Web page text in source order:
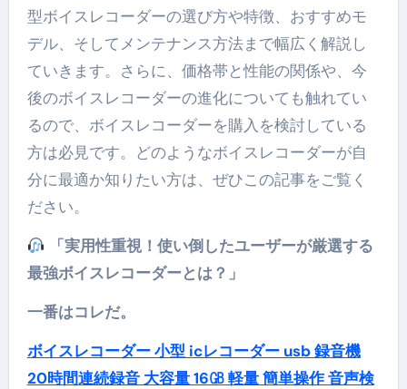
型ボイスレコーダーの選び方や特徴、おすすめモ
デル、そしてメンテナンス方法まで幅広く解説し
ていきます。さらに、価格帯と性能の関係や、今
後のボイスレコーダーの進化についても触れてい
るので、ボイスレコーダーを購入を検討している
方は必見です。どのようなボイスレコーダーが自
分に最適か知りたい方は、ぜひこの記事をご覧く
ださい。
「実用性重視！使い倒したユーザーが厳選する
最強ボイスレコーダーとは？」
一番はコレだ。
ボイスレコーダー 小型 icレコーダー usb 録音機
20時間連続録音 大容量 16㎇ 軽量 簡単操作 音声検